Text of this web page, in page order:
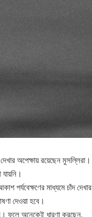
অপেক্ষায় রয়েছেন মুসল্লিরা।
মাধ্যমে চাঁদ দেখার
দেওয়া হবে।
ফলে অনেকেই ধারণা করছেন,